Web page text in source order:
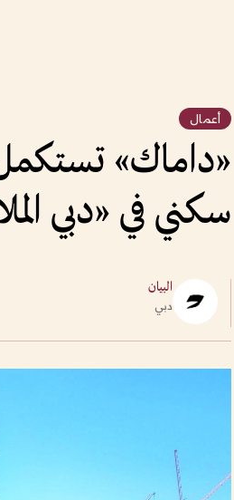
أعمال
«داماك» تستكمل
سكني في «دبي
البيان
دبي